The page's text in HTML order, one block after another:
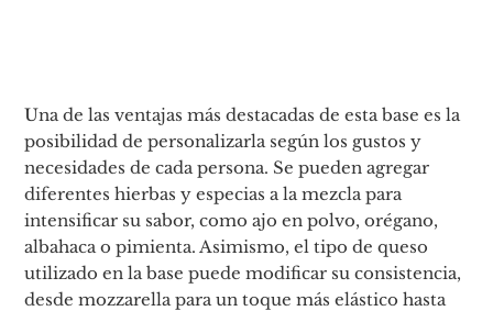
Una de las ventajas más destacadas de esta base es la
posibilidad de personalizarla según los gustos y
necesidades de cada persona. Se pueden agregar
diferentes hierbas y especias a la mezcla para
intensificar su sabor, como ajo en polvo, orégano,
albahaca o pimienta. Asimismo, el tipo de queso
utilizado en la base puede modificar su consistencia,
desde mozzarella para un toque más elástico hasta